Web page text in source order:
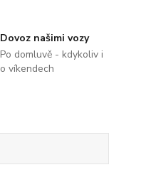
Dovoz našimi vozy
Po domluvě - kdykoliv i
o víkendech